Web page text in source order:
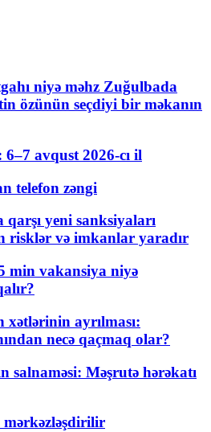
niyə məhz Zuğulbada
özünün seçdiyi bir məkanın
6–7 avqust 2026-cı il
telefon zəngi
qarşı yeni sanksiyaları
risklər və imkanlar yaradır
min vakansiya niyə
xətlərinin ayrılması:
necə qaçmaq olar?
salnaməsi: Məşrutə hərəkatı